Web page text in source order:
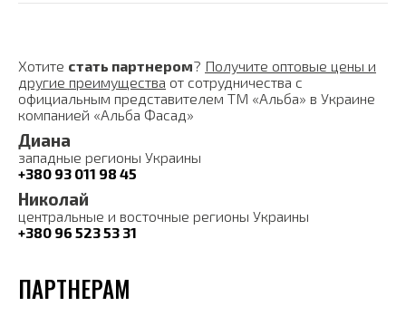
Хотите стать партнером? Получите оптовые цены и
другие преимущества от сотрудничества с
официальным представителем ТМ «Альба» в Украине
компанией «Альба Фасад»
Диана
западные регионы Украины
+380 93 011 98 45
Николай
центральные и восточные регионы Украины
+380 96 523 53 31
ПАРТНЕРАМ